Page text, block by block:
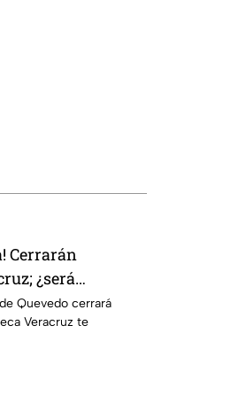
Cerrarán
¿será
Quevedo cerrará
Veracruz te